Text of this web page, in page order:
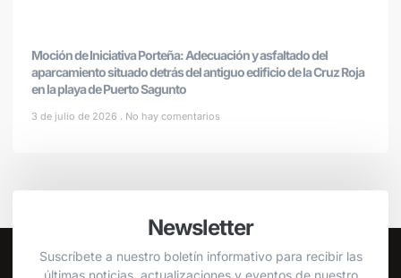
Moción de Iniciativa Porteña: Adecuación y asfaltado del
aparcamiento situado detrás del antiguo edificio de la Cruz Roja
en la playa de Puerto Sagunto
3 de julio de 2026 No hay comentarios
Newsletter
Suscríbete a nuestro boletín informativo para recibir las
últimas noticias, actualizaciones y eventos de nuestro